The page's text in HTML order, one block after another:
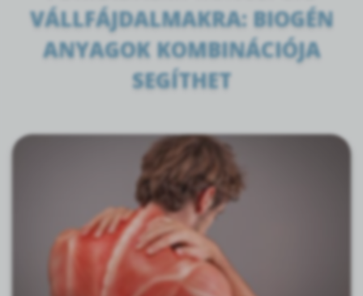
VÁLLFÁJDALMAKRA: BIOGÉN
ANYAGOK KOMBINÁCIÓJA
SEGÍTHET